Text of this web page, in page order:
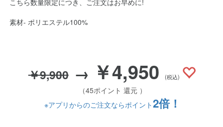
こちら数量限定につき、ご注文はお早めに!
素材- ポリエステル100%
￥9,900 → ￥4,950 (税込)
（45ポイント 還元 ）
※アプリからのご注文ならポイント2倍！